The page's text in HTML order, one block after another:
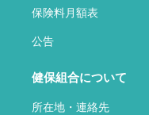
保険料月額表
公告
健保組合について
所在地・連絡先